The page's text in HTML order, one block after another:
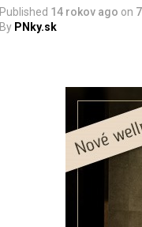
Published 14 rokov ago on
By PNky.sk